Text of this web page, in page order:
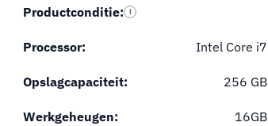
Productconditie: i
Processor: Intel Core i7
Opslagcapaciteit: 256 GB
Werkgeheugen: 16GB